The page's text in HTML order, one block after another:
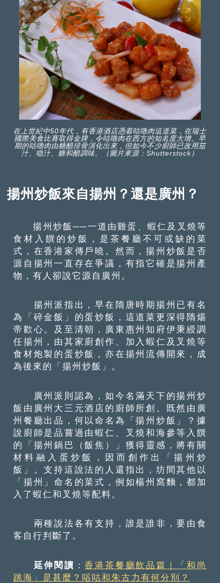
在上世紀中50年代，有香港酒店憑着咕嚕肉這道菜，在瑞士
國際美食比賽取得金牌，令咕嚕肉在西方的知名度大增。早
期的咕嚕肉由糖醋排骨演化出來，但如今不少廚師已改用茄
汁、喼汁、糖和醋調味。（圖片來源：Shutterstock）
揚州炒飯來自揚州？還是廣州？
揚州炒飯──一道由雞蛋、蝦仁及叉燒等
食材入饌的炒飯，是茶餐廳不可或缺的菜
式，在香港家傳戶曉。然而，揚州炒飯是否
源自揚州一直存在爭議，有指它確是揚州產
物，有人卻說它源自廣州。
揚州派指出，早在隋唐時期揚州已有名
為「碎金飯」的蛋炒飯，這道菜更深得隋煬
帝歡心。及至清朝，廣東惠州知府伊秉綬調
任揚州，由其家廚創作、加入蝦仁及叉燒等
食材炮製的蛋炒飯，亦在揚州流傳開來，成
為後來的「揚州炒飯」。
廣州派則認為，如今名滿天下的揚州炒
飯由廣州大三元酒店的廚師所創。既然由廣
州餐廳出品，何以命名為「揚州炒飯」？據
說廚師是品嘗過由蝦仁、叉燒和海參等入饌
的「揚州鍋巴（飯焦）」獲得靈感，將有關
材料融入蛋炒飯，因而創作出「揚州炒
飯」。支持這說法的人還指出，坊間其他以
「揚州」命名的菜式，例如楊州窩麵，都加
入了蝦仁和叉燒等配料。
兩種說法各有支持，誰是誰非，要由食
客自行判斷了。
延伸閱讀 ：香港茶餐廳飲品篇｜「和尚
跳海」是甚麼？唂咕和朱古力有何分別？